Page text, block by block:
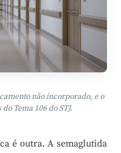
não incorporado, e o
Tema 106 do STJ.
é outra. A semaglutida